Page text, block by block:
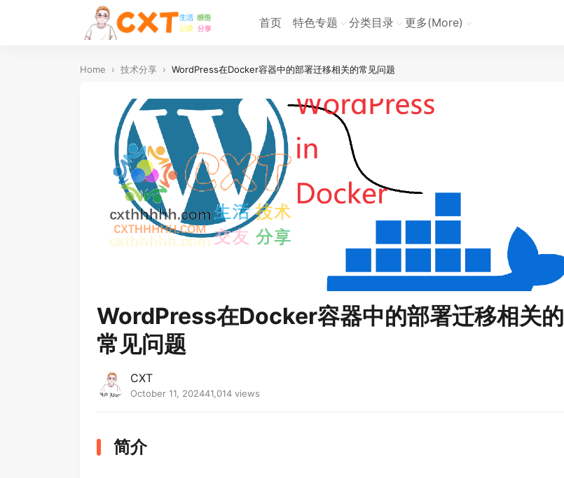
首页 特色专题 分类目录 更多(More)
Home › 技术分享 › WordPress在Docker容器中的部署迁移相关的常见问题
WordPress在Docker容器中的部署迁移相关的
常见问题
CXT
October 11, 202441,014 views
简介